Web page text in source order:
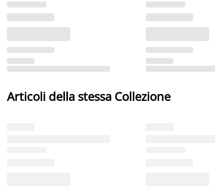
Articoli della stessa Collezione